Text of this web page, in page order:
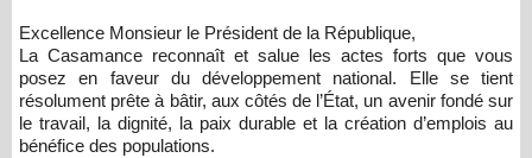
Excellence Monsieur le Président de la République,
La Casamance reconnaît et salue les actes forts que vous
posez en faveur du développement national. Elle se tient
résolument prête à bâtir, aux côtés de l’État, un avenir fondé sur
le travail, la dignité, la paix durable et la création d’emplois au
bénéfice des populations.